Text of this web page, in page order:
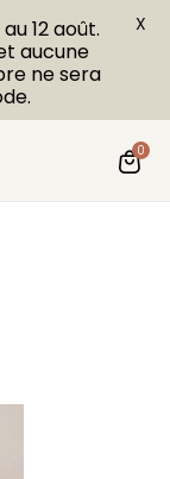
0
12 août.
aucune
ne sera
X